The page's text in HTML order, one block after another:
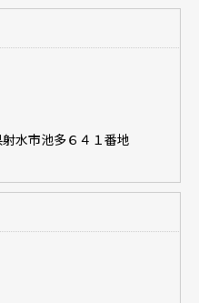
水市池多６４１番地